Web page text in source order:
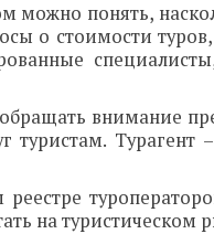
можно понять,
о стоимости
внимание
туристам. Турагент
на туристическом